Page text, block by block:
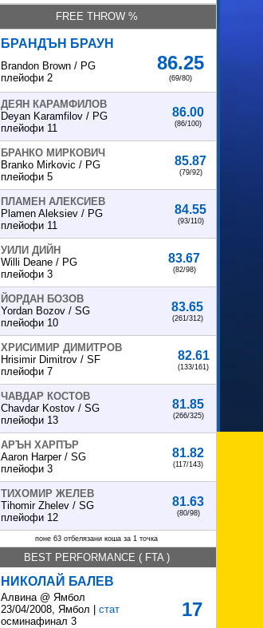
FREE THROW %
БРАНДЪН БРАУН
Brandon Brown / PG
плейофи 2
86.25
(69/80)
ДЕЯН КАРАМФИЛОВ
Deyan Karamfilov / PG
плейофи 11
86.00
(86/100)
БРАНКО МИРКОВИЧ
Branko Mirkovic / PG
плейофи 5
85.87
(79/92)
ПЛАМЕН АЛЕКСИЕВ
Plamen Aleksiev / PG
плейофи 11
84.55
(93/110)
УИЛИ ДИЙН
Willi Deane / PG
плейофи 3
83.67
(82/98)
ЙОРДАН БОЗОВ
Yordan Bozov / SG
плейофи 10
83.65
(261/312)
ХРИСИМИР ДИМИТРОВ
Hrisimir Dimitrov / SF
плейофи 7
82.61
(133/161)
ЧАВДАР КОСТОВ
Chavdar Kostov / SG
плейофи 13
81.85
(266/325)
АРЪН ХАРПЪР
Aaron Harper / SG
плейофи 3
81.82
(117/143)
ТИХОМИР ЖЕЛЕВ
Tihomir Zhelev / SG
плейофи 12
81.63
(80/98)
поне 63 отбелязани коша за 1 точка
BEST PERFORMANCE ( FTA )
НИКОЛАЙ БАЛЕВ
Алвина @ Ямбол
23/04/2008, Ямбол | стат
осминафинал 3
17